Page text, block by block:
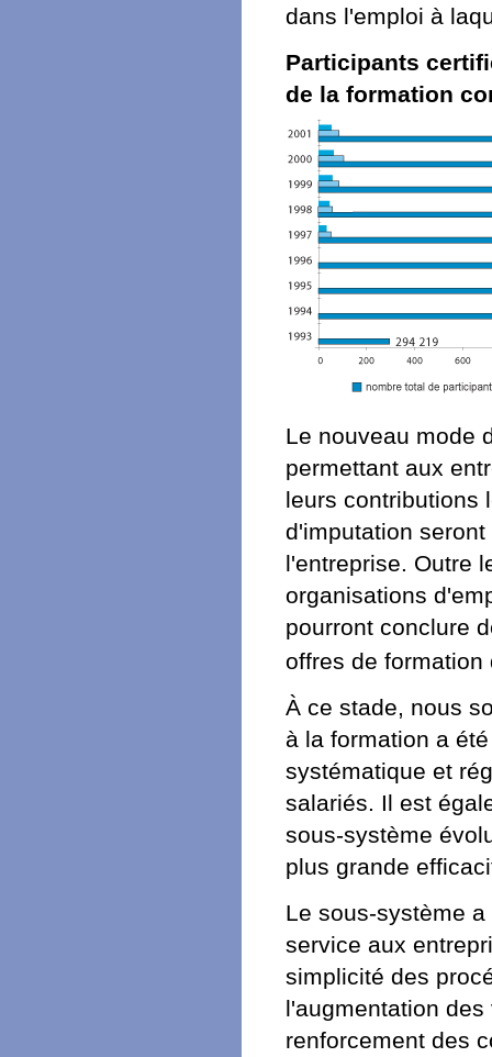
dans l'emploi à
Participants
de la formation
Le nouveau mode
permettant aux
leurs contributions
d'imputation
l'entreprise. Outre
organisations
pourront conclure
offres de
À ce stade, nous
à la formation a
systématique et
salariés. Il est
sous-système
plus grande
Le sous-système
service aux
simplicité des
l'augmentation
renforcement des